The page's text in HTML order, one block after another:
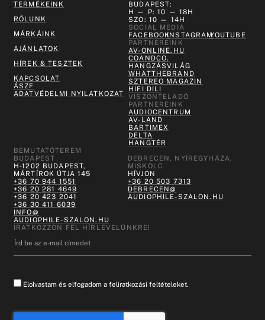
TERMÉKEINK
RÓLUNK
MÁRKÁINK
AJÁNLATOK
HÍREK & TESZTEK
KAPCSOLAT
ÁSZF
ADATVÉDELMI NYILATKOZAT
BUDAPEST:
H — P: 10 — 18H
SZO: 10 — 14H
SOCIAL MEDIA
FACEBOOKINSTAGRAMYOUTUBE
PARTNEREINK
AV-ONLINE.HU
COANDCO.
HANGZÁSVILÁG
WHATTHEBRAND
SZTEREO MAGAZIN
HIFI DILI
VISZONTELADÓ
PARTNEREINK
AUDIOCENTRUM
AV-LAND
BARTIMEX
DELTA
HANGTÉR
BEMUTATÓTEREM
BUDAPEST
H-1202 BUDAPEST,
MÁRTÍROK ÚTJA 145
+36 70 944 1551
+36 20 281 4649
+36 20 423 2041
+36 30 411 6039
INFO@
AUDIOPHILE-SZALON.HU
DEBRECEN, NYÍREGYHÁZA,
MISKOLC
HÍVJON
+36 20 503 7313
DEBRECEN@
AUDIOPHILE-SZALON.HU
IRATKOZZON FEL HÍRLEVELÜNKRE!
Elolvastam és elfogadom a feliratkozási feltételeket.